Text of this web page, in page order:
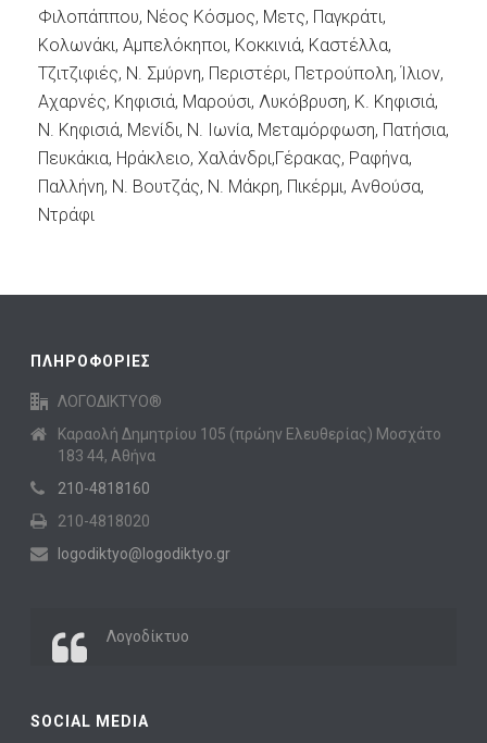
Φιλοπάππου, Νέος Κόσμος, Μετς, Παγκράτι,
Κολωνάκι, Αμπελόκηποι, Κοκκινιά, Καστέλλα,
Τζιτζιφιές, Ν. Σμύρνη, Περιστέρι, Πετρούπολη, Ίλιον,
Αχαρνές, Κηφισιά, Μαρούσι, Λυκόβρυση, Κ. Κηφισιά,
Ν. Κηφισιά, Μενίδι, Ν. Ιωνία, Μεταμόρφωση, Πατήσια,
Πευκάκια, Ηράκλειο, Χαλάνδρι,Γέρακας, Ραφήνα,
Παλλήνη, Ν. Βουτζάς, Ν. Μάκρη, Πικέρμι, Ανθούσα,
Ντράφι
ΠΛΗΡΟΦΟΡΙΕΣ
ΛΟΓΟΔΙΚΤΥΟ®
Καραολή Δημητρίου 105 (πρώην Ελευθερίας) Μοσχάτο
183 44, Αθήνα
210-4818160
210-4818020
logodiktyo@logodiktyo.gr
Λογοδίκτυο
SOCIAL MEDIA